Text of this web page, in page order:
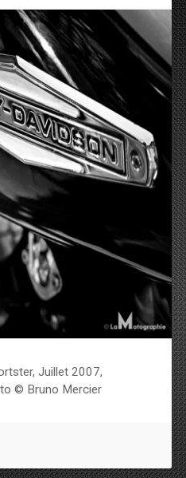
Juillet 2007,
© Bruno Mercier